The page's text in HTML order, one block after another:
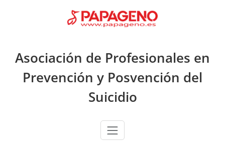
Asociación de Profesionales en
Prevención y Posvención del
Suicidio